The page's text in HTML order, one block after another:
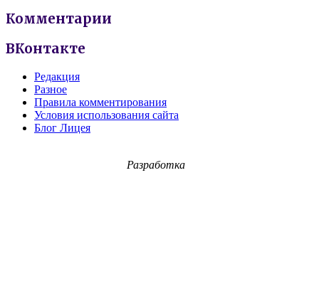
Комментарии
ВКонтакте
Редакция
Разное
Правила комментирования
Условия использования сайта
Блог Лицея
Разработка